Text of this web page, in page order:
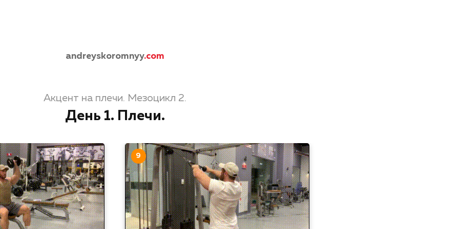
Акцент на плечи. Мезоцикл 2.
День 1. Плечи.
andreyskoromnyy.com
9